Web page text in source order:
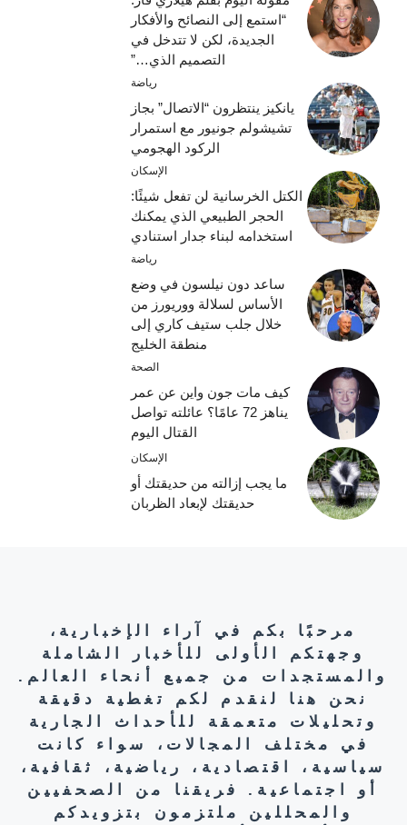
“استمع إلى النصائح والأفكار
الجديدة، لكن لا تتدخل في
التصميم الذي…”
رياضة
يانكيز ينتظرون “الاتصال” بجاز
تشيشولم جونيور مع استمرار
الركود الهجومي
الإسكان
الكتل الخرسانية لن تفعل شيئًا:
الحجر الطبيعي الذي يمكنك
استخدامه لبناء جدار استنادي
رياضة
ساعد دون نيلسون في وضع
الأساس لسلالة ووريورز من
خلال جلب ستيف كاري إلى
منطقة الخليج
الصحة
كيف مات جون واين عن عمر
يناهز 72 عامًا؟ عائلته تواصل
القتال اليوم
الإسكان
ما يجب إزالته من حديقتك أو
حديقتك لإبعاد الظربان
مرحبًا بكم في آراء الإخبارية،
وجهتكم الأولى للأخبار الشاملة
والمستجدات من جميع أنحاء العالم.
نحن هنا لنقدم لكم تغطية دقيقة
وتحليلات متعمقة للأحداث الجارية
في مختلف المجالات، سواء كانت
سياسية، اقتصادية، رياضية، ثقافية،
أو اجتماعية. فريقنا من الصحفيين
والمحللين ملتزمون بتزويدكم